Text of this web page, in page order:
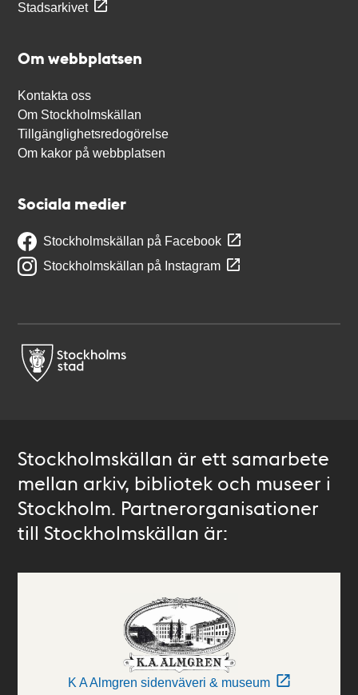
Stadsarkivet
Om webbplatsen
Kontakta oss
Om Stockholmskällan
Tillgänglighetsredogörelse
Om kakor på webbplatsen
Sociala medier
Stockholmskällan på Facebook
Stockholmskällan på Instagram
Stockholmskällan är ett samarbete
mellan arkiv, bibliotek och museer i
Stockholm. Partnerorganisationer
till Stockholmskällan är:
K A Almgren sidenväveri & museum